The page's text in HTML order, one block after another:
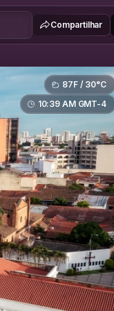
Compartilhar
87F / 30°C
10:39 AM GMT-4